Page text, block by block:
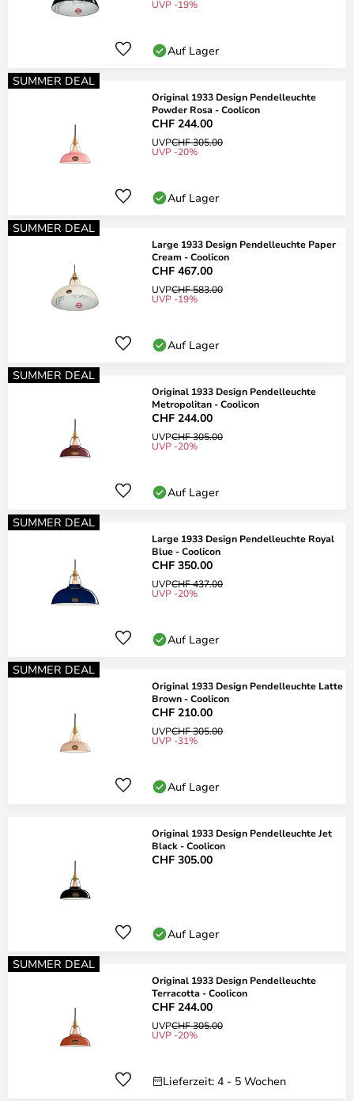
UVP -19%
Auf Lager
SUMMER DEAL
Original 1933 Design Pendelleuchte
Powder Rosa - Coolicon
CHF 244.00
UVPCHF 305.00
UVP -20%
Auf Lager
SUMMER DEAL
Large 1933 Design Pendelleuchte Paper
Cream - Coolicon
CHF 467.00
UVPCHF 583.00
UVP -19%
Auf Lager
SUMMER DEAL
Original 1933 Design Pendelleuchte
Metropolitan - Coolicon
CHF 244.00
UVPCHF 305.00
UVP -20%
Auf Lager
SUMMER DEAL
Large 1933 Design Pendelleuchte Royal
Blue - Coolicon
CHF 350.00
UVPCHF 437.00
UVP -20%
Auf Lager
SUMMER DEAL
Original 1933 Design Pendelleuchte Latte
Brown - Coolicon
CHF 210.00
UVPCHF 305.00
UVP -31%
Auf Lager
Original 1933 Design Pendelleuchte Jet
Black - Coolicon
CHF 305.00
Auf Lager
SUMMER DEAL
Original 1933 Design Pendelleuchte
Terracotta - Coolicon
CHF 244.00
UVPCHF 305.00
UVP -20%
Lieferzeit: 4 - 5 Wochen